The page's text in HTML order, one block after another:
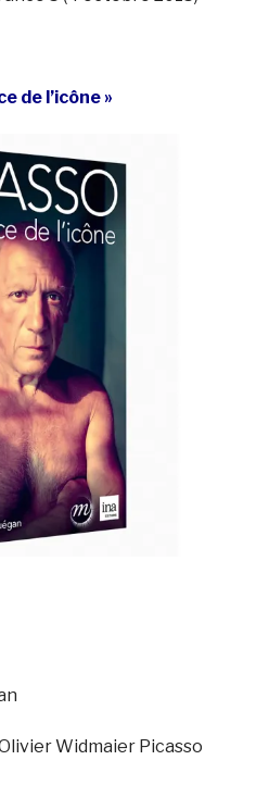
de l’icône »
Widmaier Picasso